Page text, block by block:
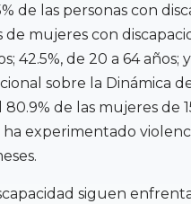
de las personas con
de mujeres con
42.5%, de 20 a 64 años;
sobre la Dinámica
de las mujeres de
experimentado
siguen